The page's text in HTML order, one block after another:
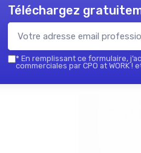
Téléchargez
* En remplissant ce formulaire,
commerciales par CPO at WORK !